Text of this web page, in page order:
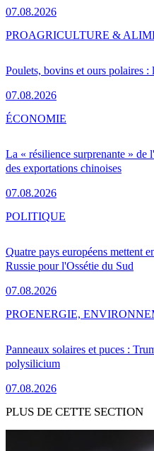
07.08.2026
Poulets, bovins et ours polaires :
07.08.2026
PROAGRICULTURE &
La « résilience surprenante » de
des exportations chinoises
07.08.2026
ÉCONOMIE
Quatre pays européens mettent
Russie pour l'Ossétie du Sud
07.08.2026
POLITIQUE
Panneaux solaires et puces :
polysilicium
07.08.2026
PROENERGIE,
PLUS DE CETTE SECTION